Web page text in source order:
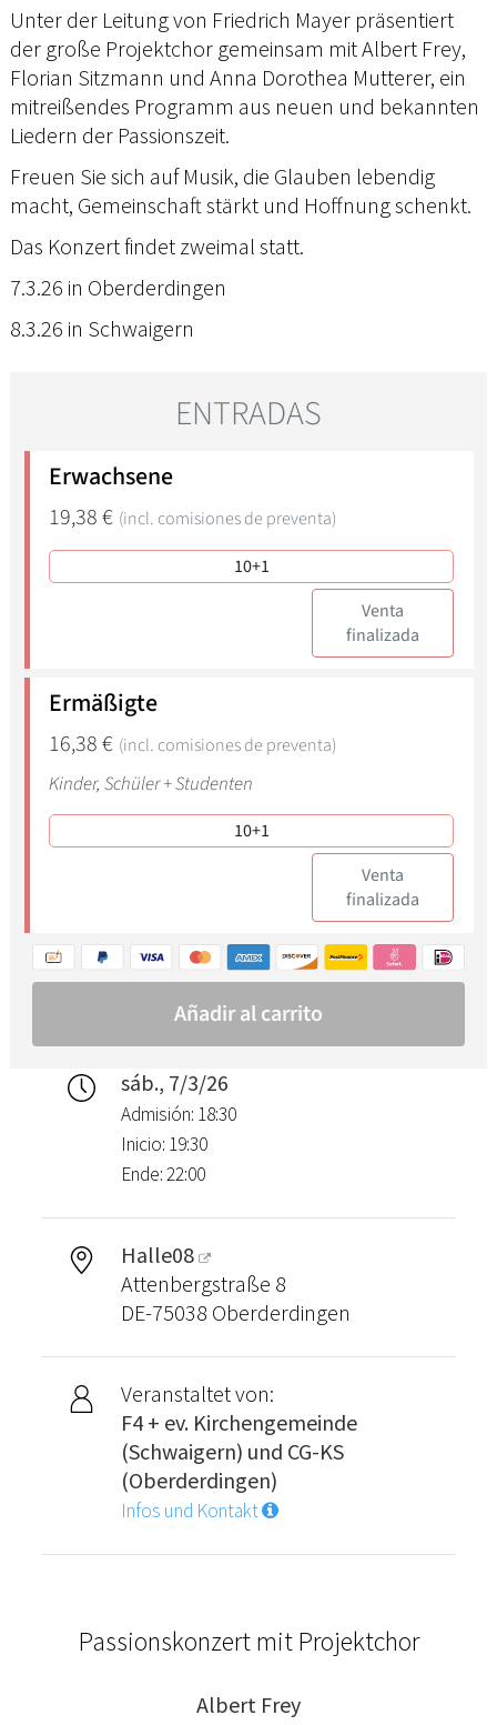
Unter der Leitung von Friedrich Mayer präsentiert
der große Projektchor gemeinsam mit Albert Frey,
Florian Sitzmann und Anna Dorothea Mutterer, ein
mitreißendes Programm aus neuen und bekannten
Liedern der Passionszeit.
Freuen Sie sich auf Musik, die Glauben lebendig
macht, Gemeinschaft stärkt und Hoffnung schenkt.
Das Konzert findet zweimal statt.
7.3.26 in Oberderdingen
8.3.26 in Schwaigern
sáb., 7/3/26
Admisión: 18:30
Inicio: 19:30
Ende: 22:00
Halle08
Attenbergstraße 8
DE-75038 Oberderdingen
Veranstaltet von:
F4 + ev. Kirchengemeinde
(Schwaigern) und CG-KS
(Oberderdingen)
Infos und Kontakt
Passionskonzert mit Projektchor
Albert Frey